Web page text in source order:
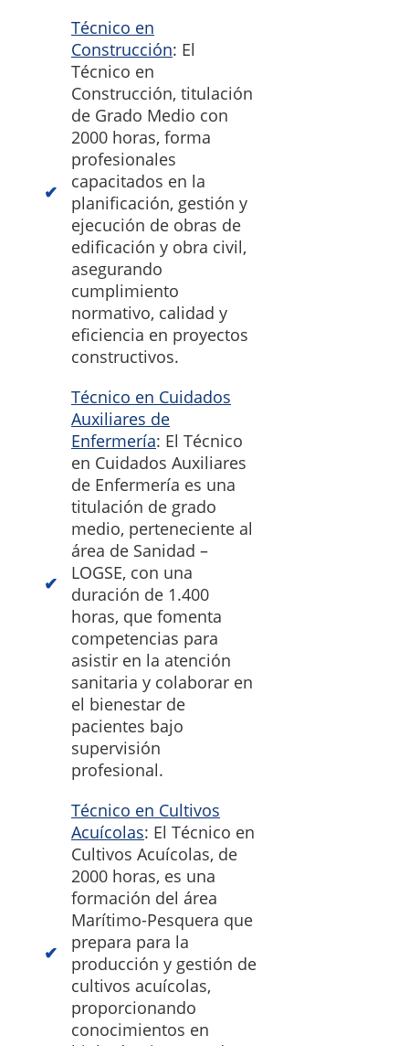
Técnico en
Construcción: El
Técnico en
Construcción, titulación
de Grado Medio con
2000 horas, forma
profesionales
capacitados en la
planificación, gestión y
ejecución de obras de
edificación y obra civil,
asegurando
cumplimiento
normativo, calidad y
eficiencia en proyectos
constructivos.
Técnico en Cuidados
Auxiliares de
Enfermería: El Técnico
en Cuidados Auxiliares
de Enfermería es una
titulación de grado
medio, perteneciente al
área de Sanidad –
LOGSE, con una
duración de 1.400
horas, que fomenta
competencias para
asistir en la atención
sanitaria y colaborar en
el bienestar de
pacientes bajo
supervisión
profesional.
Técnico en Cultivos
Acuícolas: El Técnico en
Cultivos Acuícolas, de
2000 horas, es una
formación del área
Marítimo-Pesquera que
prepara para la
producción y gestión de
cultivos acuícolas,
proporcionando
conocimientos en